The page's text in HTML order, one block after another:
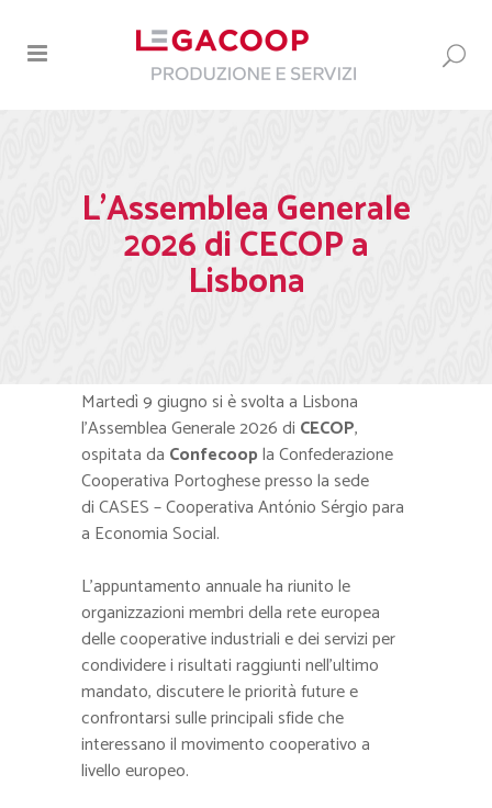
L’Assemblea Generale
2026 di CECOP a
Lisbona
Martedì 9 giugno si è svolta a Lisbona
l’Assemblea Generale 2026 di CECOP,
ospitata da Confecoopla Confederazione
Cooperativa Portoghesepresso la sede
diCASES – Cooperativa António Sérgio para
a Economia Social.
L’appuntamento annuale ha riunito le
organizzazioni membri della rete europea
delle cooperative industriali e dei servizi per
condividere i risultati raggiunti nell’ultimo
mandato, discutere le priorità future e
confrontarsi sulle principali sfide che
interessano il movimento cooperativo a
livello europeo.